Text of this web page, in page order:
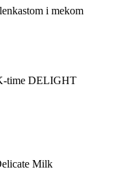
i mekom
time DELIGHT
Milk